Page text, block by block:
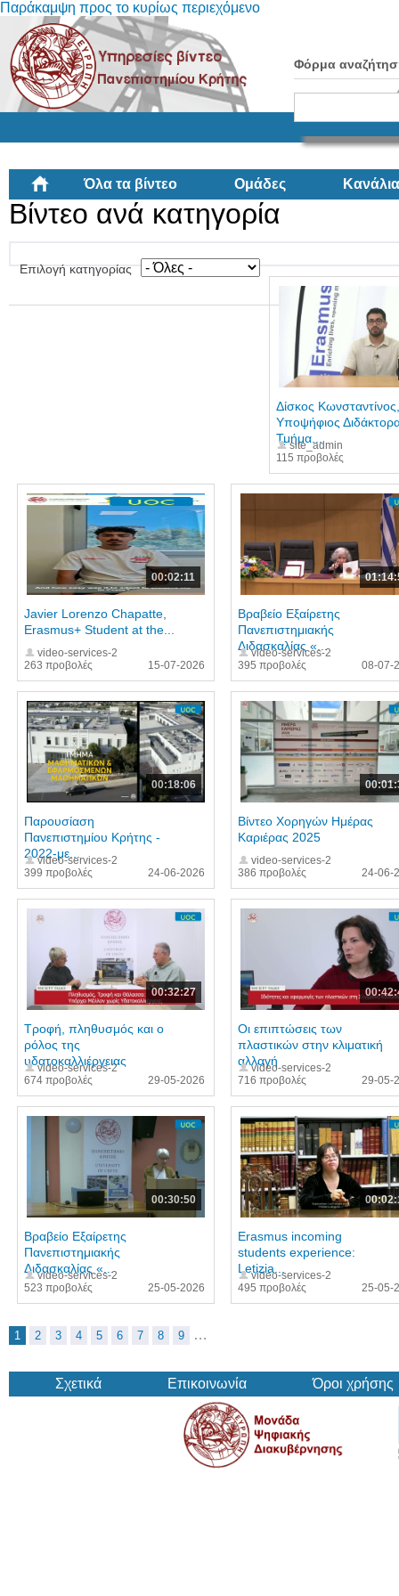
Παράκαμψη προς το κυρίως περιεχόμενο
Φόρμα
Όλα τα βίντεο Ομάδες Κανάλια
Βίντεο ανά κατηγορία
Επιλογή κατηγορίας
115 προβολές
Δίσκος Κωνσταντίνος,
Υποψήφιος
Τμήμα...
site_admin
00:02:11
263 προβολές
Javier Lorenzo Chapatte,
Erasmus+ Student at the...
video-services-2
15-07-2026
395 προβολές
Βραβείο Εξαίρετης
Πανεπιστημιακής
Διδασκαλίας «...
video-services-2
08-07-
00:18:06
399 προβολές
Παρουσίαση
Πανεπιστημίου Κρήτης -
2022-με...
video-services-2
24-06-2026
386 προβολές
Βίντεο Χορηγών Ημέρας
Καριέρας 2025
video-services-2
24-06-
00:32:27
674 προβολές
Τροφή, πληθυσμός και ο
ρόλος της
υδατοκαλλιέργειας
video-services-2
29-05-2026
716 προβολές
Οι επιπτώσεις των
πλαστικών στην κλιματική
αλλαγή
video-services-2
29-05-
00:30:50
523 προβολές
Βραβείο Εξαίρετης
Πανεπιστημιακής
Διδασκαλίας «...
video-services-2
25-05-2026
495 προβολές
Erasmus incoming
students experience:
Letizia...
video-services-2
25-05-
1 2 3 4 5 6 7 8 9 …
Σχετικά Επικοινωνία Όροι χρήσης